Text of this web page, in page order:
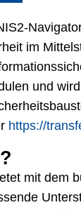
im
und
https://
mit dem